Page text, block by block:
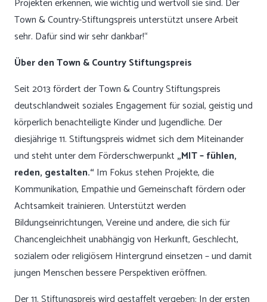
Projekten erkennen, wie wichtig und wertvoll sie sind. Der
Town & Country-Stiftungspreis unterstützt unsere Arbeit
sehr. Dafür sind wir sehr dankbar!“
Über den Town & Country Stiftungspreis
Seit 2013 fördert der Town & Country Stiftungspreis
deutschlandweit soziales Engagement für sozial, geistig und
körperlich benachteiligte Kinder und Jugendliche. Der
diesjährige 11. Stiftungspreis widmet sich dem Miteinander
und steht unter dem Förderschwerpunkt „MIT – fühlen,
reden, gestalten.“Im Fokus stehen Projekte, die
Kommunikation, Empathie und Gemeinschaft fördern oder
Achtsamkeit trainieren. Unterstützt werden
Bildungseinrichtungen, Vereine und andere, die sich für
Chancengleichheit unabhängig von Herkunft, Geschlecht,
sozialem oder religiösem Hintergrund einsetzen – und damit
jungen Menschen bessere Perspektiven eröffnen.